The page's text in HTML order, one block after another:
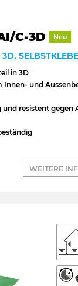
C-3D Neu
in 3D
Innen- und
resistent gegen
WEITERE